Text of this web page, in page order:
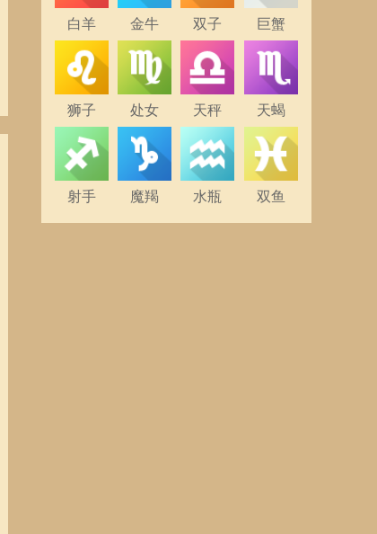
白羊 金牛 双子 巨蟹
狮子 处女 天秤 天蝎
射手 魔羯 水瓶 双鱼